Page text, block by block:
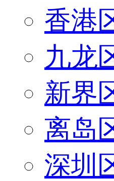
香港
九龙
新界
离岛
深圳